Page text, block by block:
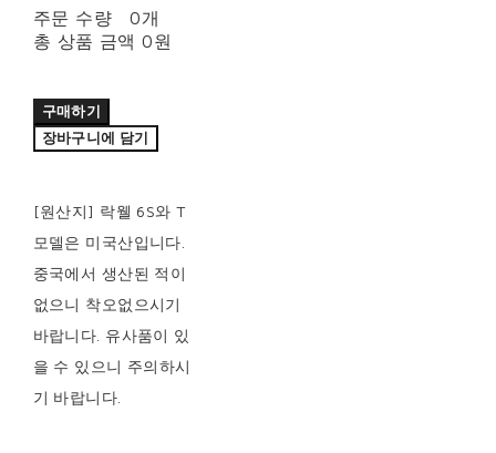
주문 수량
0개
총 상품 금액 0원
구매하기
장바구니에 담기
[원산지] 락웰 6S와 T
모델은 미국산입니다.
중국에서 생산된 적이
없으니 착오없으시기
바랍니다. 유사품이 있
을 수 있으니 주의하시
기 바랍니다.